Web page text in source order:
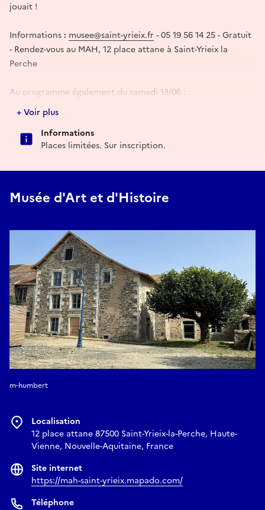
jouait !
Informations: musee@saint-yrieix.fr - 05 19 56 14 25 - Gratuit
- Rendez-vous au MAH, 12 place attane à Saint-Yrieix la
Perche
Au programme également du samedi 13/06 :
15h, 16h & 17h : Visites du chantier de fouilles, devant le
15h : Musée numérique - Playlist Archéologie
16h & 16h30 : Réalité virtuelle - L’Archéologie sous-marine
+ Voir plus
Informations
Places limitées. Sur inscription.
Musée d'Art et d'Histoire
m-humbert
Localisation
12 place attane 87500 Saint-Yrieix-la-Perche, Haute-
Vienne, Nouvelle-Aquitaine, France
Site internet
https://mah-saint-yrieix.mapado.com/
Téléphone